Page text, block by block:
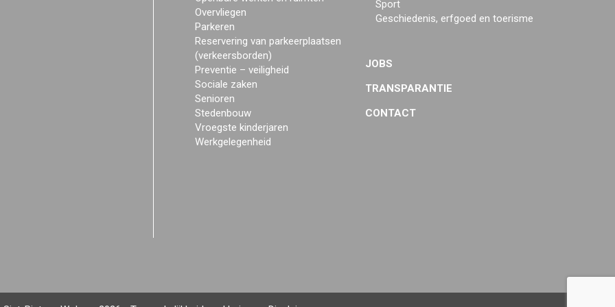
Overvliegen
Parkeren
Reservering van parkeerplaatsen
(verkeersborden)
Preventie – veiligheid
Sociale zaken
Senioren
Stedenbouw
Vroegste kinderjaren
Werkgelegenheid
Sport
Geschiedenis, erfgoed en toerisme
JOBS
TRANSPARANTIE
CONTACT